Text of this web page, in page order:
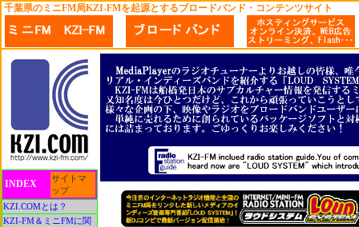
千葉県のミニFM局KZI-FMを起源とするブロードバンド・コンテンツサイト
INDEX
サイトマ
ップ
KZI.COMとは？
KZI-FM＆ミニFMに関